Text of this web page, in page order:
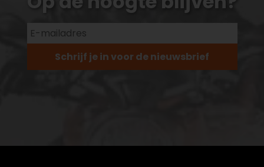
Schrijf je in voor de nieuwsbrief